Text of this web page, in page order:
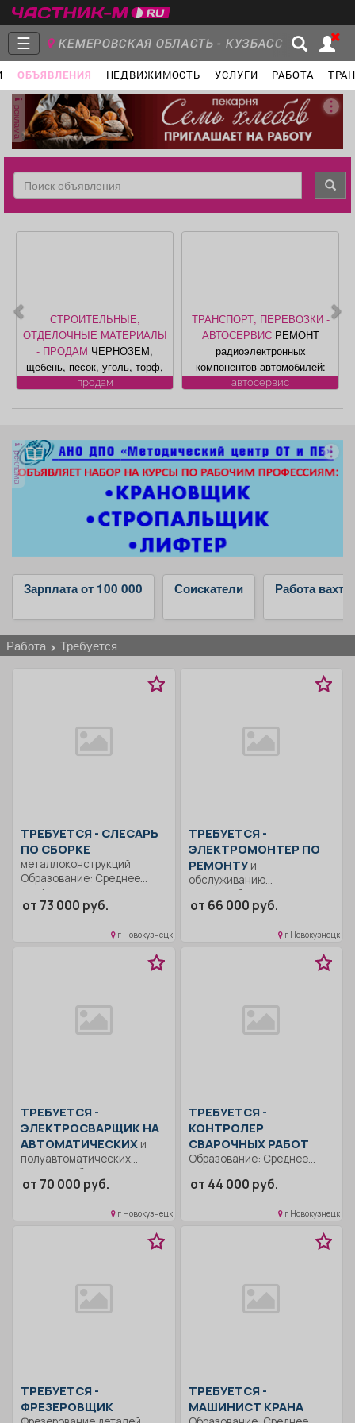
☰ КЕМЕРОВСКАЯ ОБЛАСТЬ - КУЗБАСС
ОБЪЯВЛЕНИЯ НЕДВИЖИМОСТЬ УСЛУГИ РАБОТА
Главная
Группы Новости
Объявления
Афиша Обучение Проекты
Товары Поздравления Погода
Я - пенсионер
реклама
СТРОИТЕЛЬНЫЕ,
ОТДЕЛОЧНЫЕ МАТЕРИАЛЫ
- ПРОДАМ ЧЕРНОЗЕМ,
щебень, песок, уголь, торф,
гравий, шлак, отсыпка и
продам
ТРАНСПОРТ, ПЕРЕВОЗКИ -
АВТОСЕРВИСРЕМОНТ
радиоэлектронных
компонентов автомобилей:
климат контроля, ЭБУ,
дисплеев, и многого другого.
Быстро, качественно,
недорого! Точная стоимость
ремонта определяется после
осмотра
автосервис
реклама
Зарплата от 100 000 Соискатели Работа
работа требуется
ТРЕБУЕТСЯ - СЛЕСАРЬ
ПО СБОРКЕ
металлоконструкций
Образование: Среднее
профессиональное.
Обучаемость.. Сборка
чертежам.. Сменный
от 73 000 руб.
г Новокузнецк
ТРЕБУЕТСЯ -
ЭЛЕКТРОМОНТЕР ПО
РЕМОНТУи
обслуживанию
электрооборудования
Образование: Среднее
Ответственность.. Ремонт и
от 66 000 руб.
г Новокузнецк
ТРЕБУЕТСЯ -
ЭЛЕКТРОСВАРЩИК НА
АВТОМАТИЧЕСКИХ и
полуавтоматических
машинах Образование:
Среднее
от 70 000 руб.
г Новокузнецк
ТРЕБУЕТСЯ -
КОНТРОЛЕР
СВАРОЧНЫХ РАБОТ
Образование: Среднее
Выполняет обязанности по
от 44 000 руб.
г Новокузнецк
ТРЕБУЕТСЯ -
ФРЕЗЕРОВЩИК
ТРЕБУЕТСЯ -
МАШИНИСТ КРАНА